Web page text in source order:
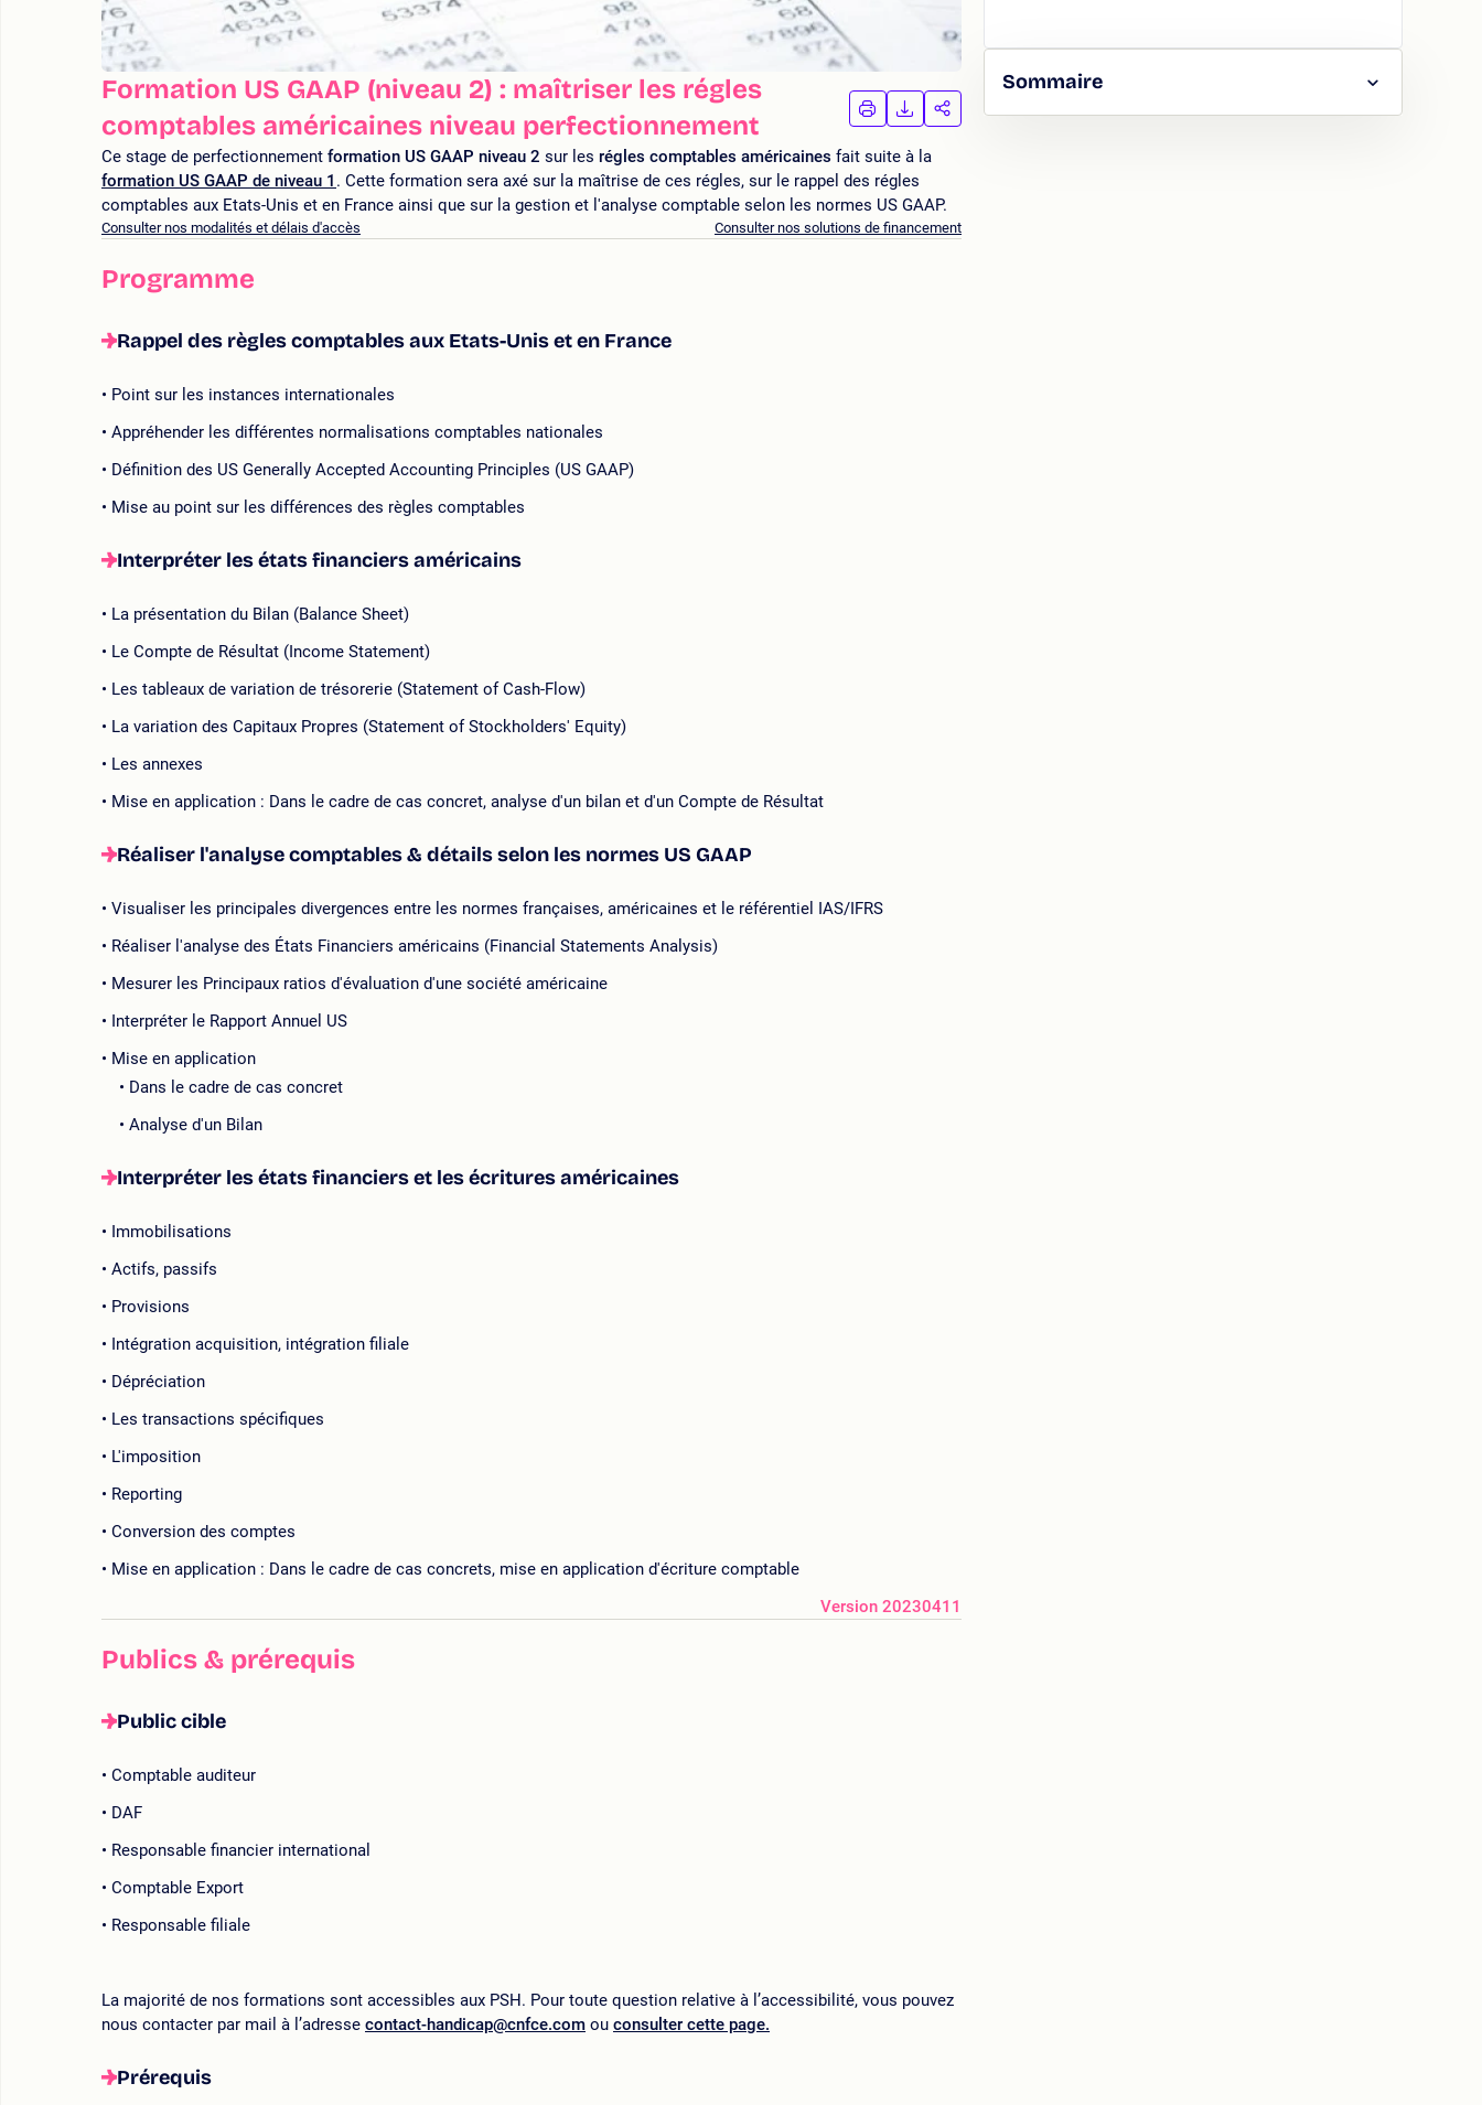
Formation US GAAP (niveau 2) : maîtriser les régles
comptables américaines niveau perfectionnement
IMPRIMER
LA
FORMATION
TÉLÉCHARGER
LA
FORMATION
PARTAGER
Ce stage de perfectionnement formation US GAAP niveau 2 sur les régles comptables américaines fait suite à la
formation US GAAP de niveau 1 . Cette formation sera axé sur la maîtrise de ces régles, sur le rappel des régles
comptables aux Etats-Unis et en France ainsi que sur la gestion et l'analyse comptable selon les normes US GAAP.
Consulter nos modalités et délais d'accès Consulter nos solutions de financement
Programme
Rappel des règles comptables aux Etats-Unis et en France
Point sur les instances internationales
Appréhender les différentes normalisations comptables nationales
Définition des US Generally Accepted Accounting Principles (US GAAP)
Mise au point sur les différences des règles comptables
Interpréter les états financiers américains
La présentation du Bilan (Balance Sheet)
Le Compte de Résultat (Income Statement)
Les tableaux de variation de trésorerie (Statement of Cash-Flow)
La variation des Capitaux Propres (Statement of Stockholders' Equity)
Les annexes
Mise en application : Dans le cadre de cas concret, analyse d'un bilan et d'un Compte de Résultat
Réaliser l'analyse comptables & détails selon les normes US GAAP
Visualiser les principales divergences entre les normes françaises, américaines et le référentiel IAS/IFRS
Réaliser l'analyse des États Financiers américains (Financial Statements Analysis)
Mesurer les Principaux ratios d'évaluation d'une société américaine
Interpréter le Rapport Annuel US
Mise en application
Dans le cadre de cas concret
Analyse d'un Bilan
Interpréter les états financiers et les écritures américaines
Immobilisations
Actifs, passifs
Provisions
Intégration acquisition, intégration filiale
Dépréciation
Les transactions spécifiques
L'imposition
Reporting
Conversion des comptes
Mise en application : Dans le cadre de cas concrets, mise en application d'écriture comptable
Version 20230411
Publics & prérequis
Public cible
Comptable auditeur
DAF
Responsable financier international
Comptable Export
Responsable filiale
La majorité de nos formations sont accessibles aux PSH. Pour toute question relative à l’accessibilité, vous pouvez
nous contacter par mail à l’adresse contact-handicap@cnfce.com ou consulter cette page.
Prérequis
Sommaire